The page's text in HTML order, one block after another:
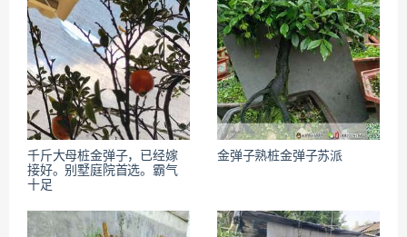
千斤大母桩金弹子，已经嫁
接好。别墅庭院首选。霸气
十足
金弹子熟桩金弹子苏派